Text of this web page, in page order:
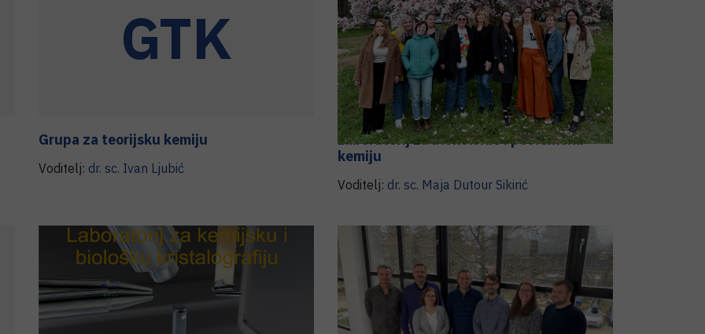
GTK
Grupa za teorijsku kemiju
Voditelj: dr. sc. Ivan Ljubić
Laboratorij za biokoloide i površinsku
kemiju
Voditelj: dr. sc. Maja Dutour Sikirić